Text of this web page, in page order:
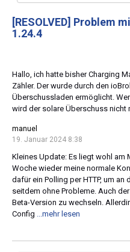
[RESOLVED] Problem
1.24.4
Hallo, ich hatte bisher Charging
Zähler. Der wurde durch den
Überschussladen ermöglicht.
wird der solare Überschuss nicht
manuel
19. Januar 2024 8:38
Kleines Update: Es liegt wohl am
Woche wieder meine normale
dafür ein Polling per HTTP, um
seitdem ohne Probleme. Auch
Beta-Version zu wechseln.
Config
...mehr lesen